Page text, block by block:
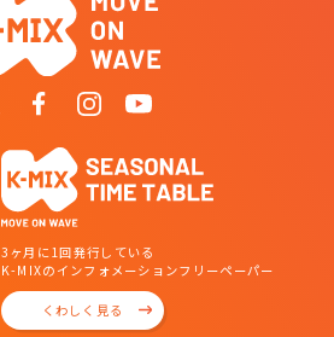
3ヶ月に1回発行している
K-MIXのインフォメーションフリーペーパー
くわしく見る